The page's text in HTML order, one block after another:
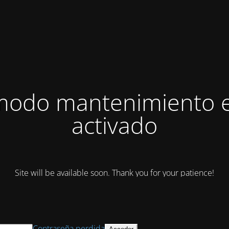
mantenimiento
activado
Site will be available soon. Thank you for your patience!